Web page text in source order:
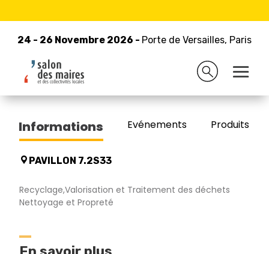
24 - 26 Novembre 2026 - Porte de Versailles, Paris
24 - 26 Novembre 2026 - Porte de Versailles, Paris
Retour à la liste des exposants
DI SERVICES
Informations Evénements Produits/
PAVILLON 7.2S33
Recyclage,Valorisation et Traitement des déchets
Nettoyage et Propreté